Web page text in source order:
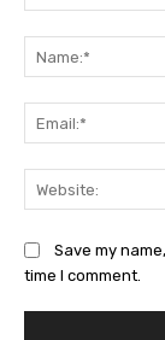
Save my
time I comment.